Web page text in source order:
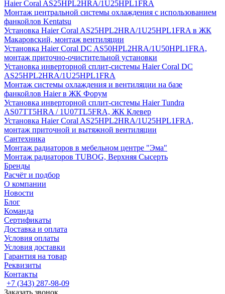
Haier Coral AS25HPL2HRA/1U25HPL1FRA
Монтаж центральной системы охлаждения с использованием
фанкойлов Kentatsu
Установка Haier Coral AS25HPL2HRA/1U25HPL1FRA в ЖК
Макаровский, монтаж вентиляции
Установка Haier Coral DC AS50HPL2HRA/1U50HPL1FRA,
монтаж приточно-очистительной установки
Установка инверторной сплит-системы Haier Coral DC
AS25HPL2HRA/1U25HPL1FRA
Монтаж системы охлаждения и вентиляции на базе
фанкойлов Haier в ЖК Форум
Установка инверторной сплит-системы Haier Tundra
AS07TT5HRA / 1U07TL5FRA, ЖК Клевер
Установка Haier Coral AS25HPL2HRA/1U25HPL1FRA,
монтаж приточной и вытяжной вентиляции
Сантехника
Монтаж радиаторов в мебельном центре "Эма"
Монтаж радиаторов TUBOG, Верхняя Сысерть
Бренды
Расчёт и подбор
О компании
Новости
Блог
Команда
Сертификаты
Доставка и оплата
Условия оплаты
Условия доставки
Гарантия на товар
Реквизиты
Контакты
+7 (343) 287-98-09
Заказать звонок